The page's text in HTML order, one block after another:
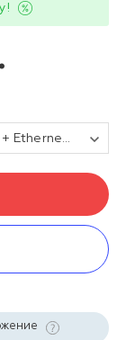
Принтер этикеток TSC ML340P LCD SU + Ethernet + USB Host + RTC